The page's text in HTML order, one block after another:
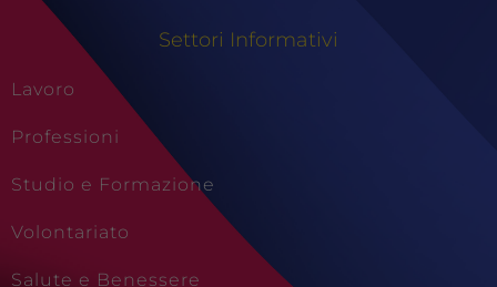
Settori Informativi
Lavoro
Professioni
Studio e Formazione
Volontariato
Salute e Benessere